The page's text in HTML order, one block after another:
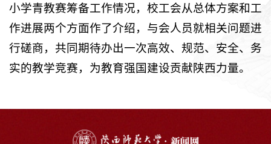
小学青教赛筹备工作情况，校工会从总体方案和工
作进展两个方面作了介绍，与会人员就相关问题进
行磋商，共同期待办出一次高效、规范、安全、务
实的教学竞赛，为教育强国建设贡献陕西力量。